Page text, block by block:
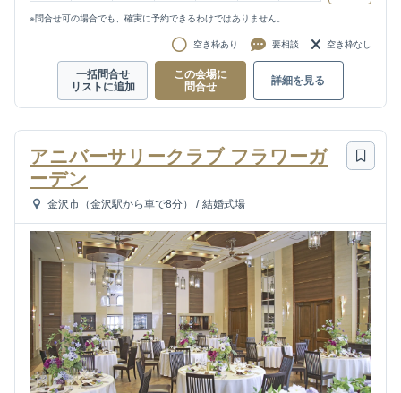
※問合せ可の場合でも、確実に予約できるわけではありません。
空き枠あり 要相談 空き枠なし
一括問合せ
リストに追加
この会場に
問合せ
詳細を見る
アニバーサリークラブ フラワーガ
ーデン
金沢市（金沢駅から車で8分） / 結婚式場